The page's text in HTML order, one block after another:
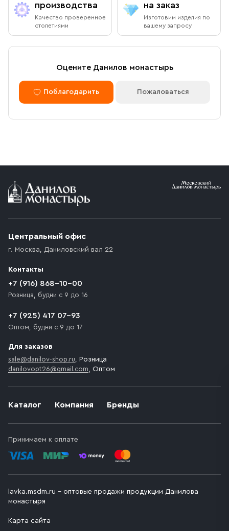
производства
Качество проверенное
столетиями
на заказ
Изготовим изделия по
вашему запросу
Оцените Данилов монастырь
Поблагодарить Пожаловаться
Каталог Компания Бренды
Принимаем к оплате
Центральный офис
г. Москва, Даниловский вал 22
Контакты
+7 (916) 868-10-00
Розница, будни с 9 до 16
+7 (925) 417 07-93
Оптом, будни с 9 до 17
Для заказов
sale@danilov-shop.ru, Розница
danilovopt26@gmail.com, Оптом
lavka.msdm.ru – оптовые продажи продукции Данилова
монастыря
Карта сайта